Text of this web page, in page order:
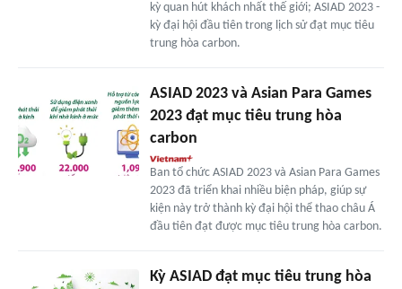
kỳ quan hút khách nhất thế giới; ASIAD 2023 -
kỳ đại hội đầu tiên trong lịch sử đạt mục tiêu
trung hòa carbon.
ASIAD 2023 và Asian Para Games
2023 đạt mục tiêu trung hòa
carbon
Ban tổ chức ASIAD 2023 và Asian Para Games
2023 đã triển khai nhiều biện pháp, giúp sự
kiện này trở thành kỳ đại hội thể thao châu Á
đầu tiên đạt được mục tiêu trung hòa carbon.
Kỳ ASIAD đạt mục tiêu trung hòa